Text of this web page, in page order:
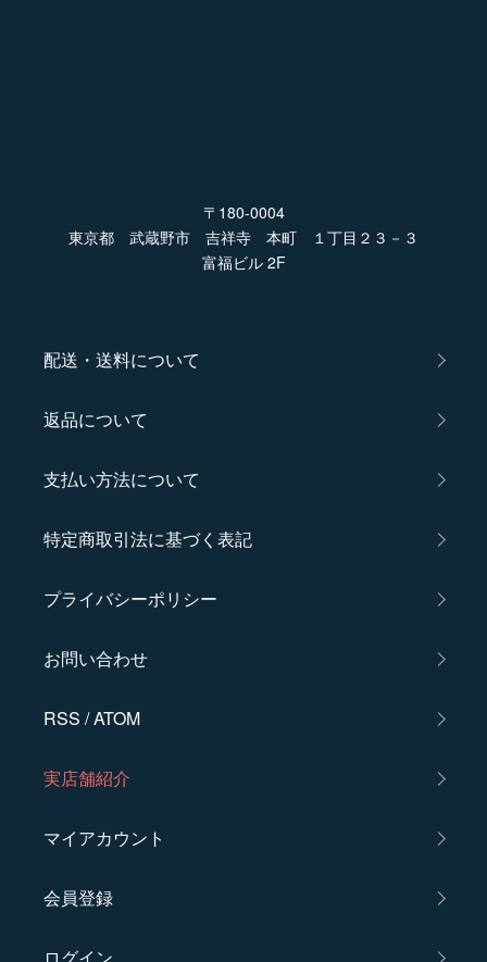
〒180-0004
東京都 武蔵野市 吉祥寺 本町 １丁目２３－３
富福ビル 2F
配送・送料について
返品について
支払い方法について
特定商取引法に基づく表記
プライバシーポリシー
お問い合わせ
RSS /ATOM
実店舗紹介
マイアカウント
会員登録